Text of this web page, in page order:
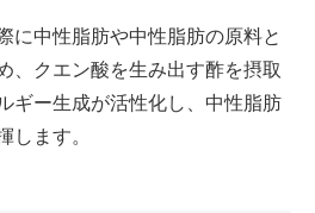
に中性脂肪や中性脂肪の原料と
、クエン酸を生み出す酢を摂取
ギー生成が活性化し、中性脂肪
します。